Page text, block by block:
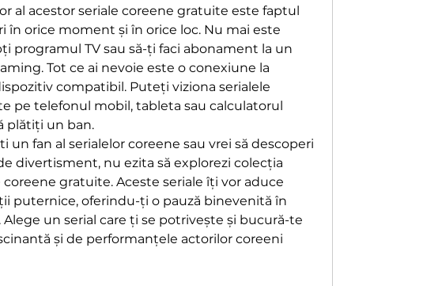
al acestor seriale coreene gratuite este faptul
în orice moment și în orice loc. Nu mai este
programul TV sau să-ți faci abonament la un
Tot ce ai nevoie este o conexiune la
compatibil. Puteți viziona serialele
pe telefonul mobil, tableta sau calculatorul
plătiți un ban.
un fan al serialelor coreene sau vrei să descoperi
divertisment, nu ezita să explorezi colecția
coreene gratuite. Aceste seriale îți vor aduce
puternice, oferindu-ți o pauză binevenită în
Alege un serial care ți se potrivește și bucură-te
și de performanțele actorilor coreeni